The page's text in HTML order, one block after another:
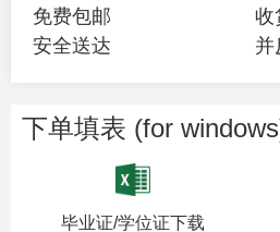
免费包邮
安全送达
收
并
下单填表 (for
毕业证/学位证下载